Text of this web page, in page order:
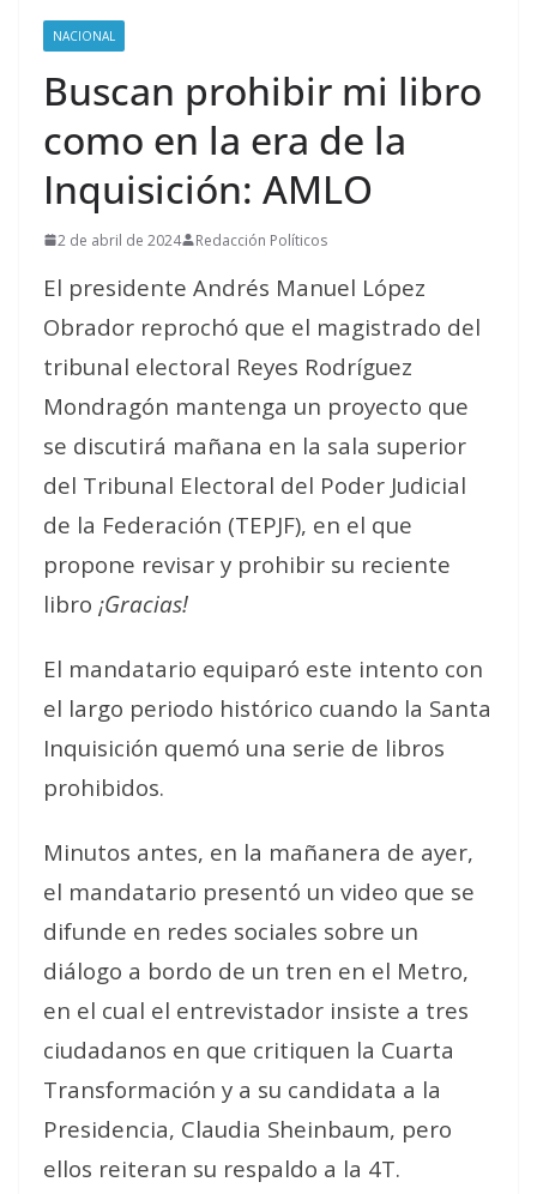
NACIONAL
Buscan prohibir mi libro
como en la era de la
Inquisición: AMLO
2 de abril de 2024 Redacción Políticos
El presidente Andrés Manuel López
Obrador reprochó que el magistrado del
tribunal electoral Reyes Rodríguez
Mondragón mantenga un proyecto que
se discutirá mañana en la sala superior
del Tribunal Electoral del Poder Judicial
de la Federación (TEPJF), en el que
propone revisar y prohibir su reciente
libro ¡Gracias!
El mandatario equiparó este intento con
el largo periodo histórico cuando la Santa
Inquisición quemó una serie de libros
prohibidos.
Minutos antes, en la mañanera de ayer,
el mandatario presentó un video que se
difunde en redes sociales sobre un
diálogo a bordo de un tren en el Metro,
en el cual el entrevistador insiste a tres
ciudadanos en que critiquen la Cuarta
Transformación y a su candidata a la
Presidencia, Claudia Sheinbaum, pero
ellos reiteran su respaldo a la 4T.